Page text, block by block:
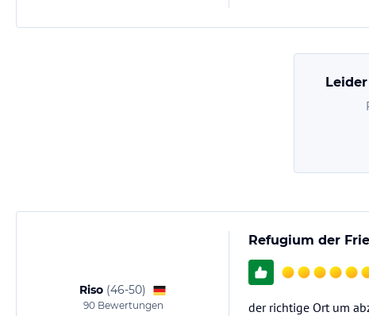
Riso (46-50)
90Bewertungen
Refugium der
der richtige Ort um